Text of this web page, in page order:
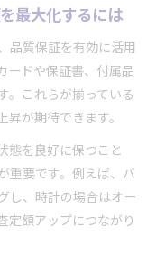
最大化するには
品質保証を有効に活用
ードや保証書、付属品
。これらが揃っている
が期待できます。
態を良好に保つこと
重要です。例えば、バ
し、時計の場合はオー
定額アップにつながり